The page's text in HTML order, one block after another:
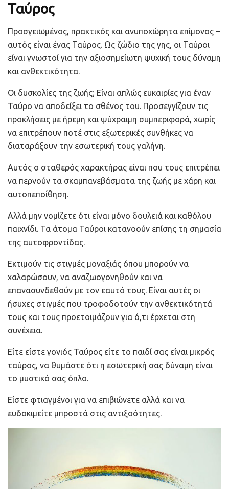
Ταύρος
Προσγειωμένος, πρακτικός και ανυποχώρητα επίμονος –
αυτός είναι ένας Ταύρος. Ως ζώδιο της γης, οι Ταύροι
είναι γνωστοί για την αξιοσημείωτη ψυχική τους δύναμη
και ανθεκτικότητα.
Οι δυσκολίες της ζωής; Είναι απλώς ευκαιρίες για έναν
Ταύρο να αποδείξει το σθένος του. Προσεγγίζουν τις
προκλήσεις με ήρεμη και ψύχραιμη συμπεριφορά, χωρίς
να επιτρέπουν ποτέ στις εξωτερικές συνθήκες να
διαταράξουν την εσωτερική τους γαλήνη.
Αυτός ο σταθερός χαρακτήρας είναι που τους επιτρέπει
να περνούν τα σκαμπανεβάσματα της ζωής με χάρη και
αυτοπεποίθηση.
Αλλά μην νομίζετε ότι είναι μόνο δουλειά και καθόλου
παιχνίδι. Τα άτομα Ταύροι κατανοούν επίσης τη σημασία
της αυτοφροντίδας.
Εκτιμούν τις στιγμές μοναξιάς όπου μπορούν να
χαλαρώσουν, να αναζωογονηθούν και να
επανασυνδεθούν με τον εαυτό τους. Είναι αυτές οι
ήσυχες στιγμές που τροφοδοτούν την ανθεκτικότητά
τους και τους προετοιμάζουν για ό,τι έρχεται στη
συνέχεια.
Είτε είστε γονιός Ταύρος είτε το παιδί σας είναι μικρός
ταύρος, να θυμάστε ότι η εσωτερική σας δύναμη είναι
το μυστικό σας όπλο.
Είστε φτιαγμένοι για να επιβιώνετε αλλά και να
ευδοκιμείτε μπροστά στις αντιξοότητες.